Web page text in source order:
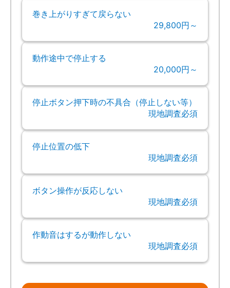
巻き上がりすぎて戻らない
29,800円～
動作途中で停止する
20,000円～
停止ボタン押下時の不具合（停止しない等）
現地調査必須
停止位置の低下
現地調査必須
ボタン操作が反応しない
現地調査必須
作動音はするが動作しない
現地調査必須